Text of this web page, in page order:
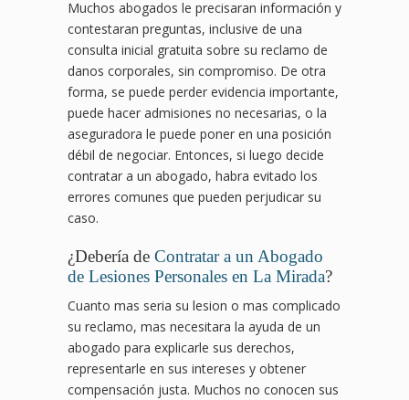
Muchos abogados le precisaran información y
contestaran preguntas, inclusive de una
consulta inicial gratuita sobre su reclamo de
danos corporales, sin compromiso. De otra
forma, se puede perder evidencia importante,
puede hacer admisiones no necesarias, o la
aseguradora le puede poner en una posición
débil de negociar. Entonces, si luego decide
contratar a un abogado, habra evitado los
errores comunes que pueden perjudicar su
caso.
¿Debería de Contratar a un Abogado
de Lesiones Personales en La Mirada?
Cuanto mas seria su lesion o mas complicado
su reclamo, mas necesitara la ayuda de un
abogado para explicarle sus derechos,
representarle en sus intereses y obtener
compensación justa. Muchos no conocen sus